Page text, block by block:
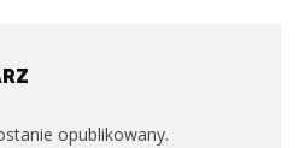
opublikowany.